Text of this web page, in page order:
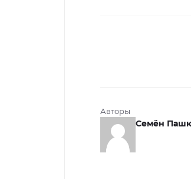
Авторы
Семён